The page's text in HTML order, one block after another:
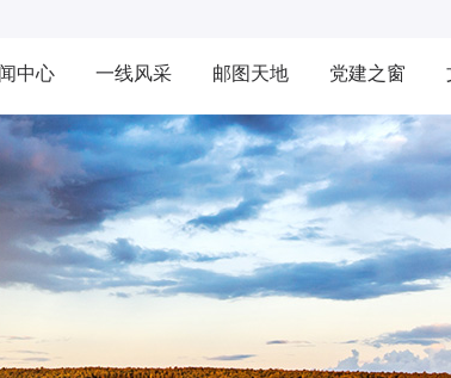
中心 一线风采 邮图天地 党建之窗